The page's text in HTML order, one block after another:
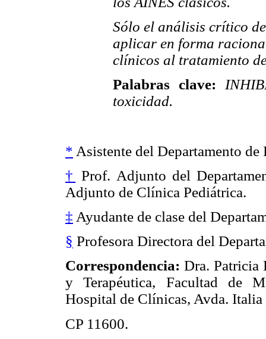
Sólo el análisis crítico
aplicar en forma
clínicos al tratamiento
Palabras clave:
toxicidad.
* Asistente del Departamento
† Prof. Adjunto del
Adjunto de Clínica Pediátrica.
‡ Ayudante de clase del
§ Profesora Directora del
Correspondencia: Dra. Patricia
y Terapéutica, Facultad de
Hospital de Clínicas, Avda. Italia
CP 11600.